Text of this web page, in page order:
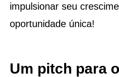
impulsionar seu
oportunidade única!
Um pitch para